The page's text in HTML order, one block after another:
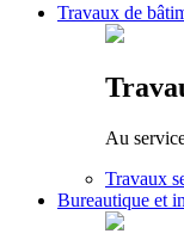
Travaux de
Au
Travaux
Bureautique et